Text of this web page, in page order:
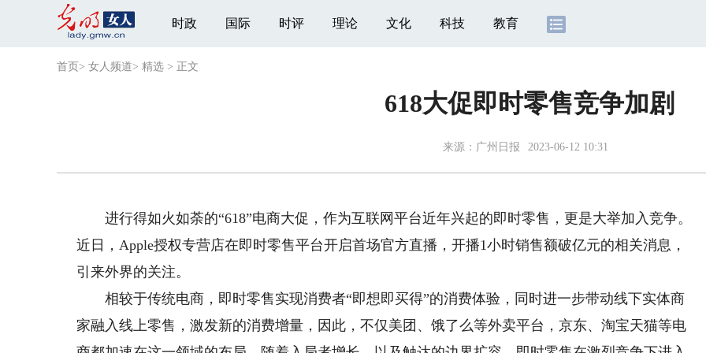
时政 国际 时评 理论 文化 科技 教育
首页 > 女人频道> 精选 > 正文
618大促即时零售竞争加剧
来源： 广州日报 2023-06-12 10:31
进行得如火如荼的“618”电商大促，作为互联网平台近年兴起的即时零售，更是大举加入竞争。
近日，Apple授权专营店在即时零售平台开启首场官方直播，开播1小时销售额破亿元的相关消息，
引来外界的关注。
相较于传统电商，即时零售实现消费者“即想即买得”的消费体验，同时进一步带动线下实体商
家融入线上零售，激发新的消费增量，因此，不仅美团、饿了么等外卖平台，京东、淘宝天猫等电